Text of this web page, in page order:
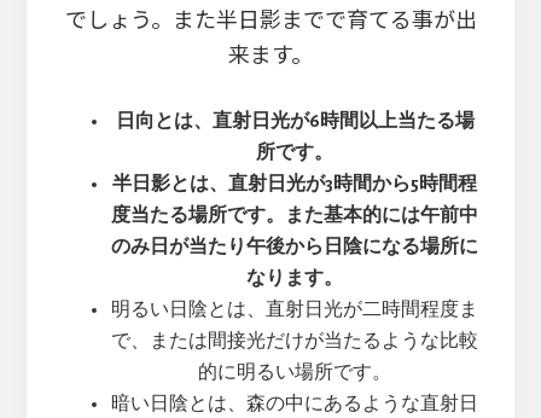
でしょう。また半日影までで育てる事が出
来ます。
日向とは、直射日光が6時間以上当たる場
所です。
半日影とは、直射日光が3時間から5時間程
度当たる場所です。また基本的には午前中
のみ日が当たり午後から日陰になる場所に
なります。
明るい日陰とは、直射日光が二時間程度ま
で、または間接光だけが当たるような比較
的に明るい場所です。
暗い日陰とは、森の中にあるような直射日